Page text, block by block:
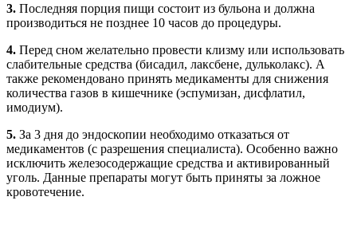
3. Последняя порция пищи состоит из бульона и должна
производиться не позднее 10 часов до процедуры.
4. Перед сном желательно провести клизму или использовать
слабительные средства (бисадил, лаксбене, дульколакс). А
также рекомендовано принять медикаменты для снижения
количества газов в кишечнике (эспумизан, дисфлатил,
имодиум).
5. За 3 дня до эндоскопии необходимо отказаться от
медикаментов (с разрешения специалиста). Особенно важно
исключить железосодержащие средства и активированный
уголь. Данные препараты могут быть приняты за ложное
кровотечение.